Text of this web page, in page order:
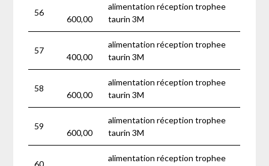
56
600,00
alimentation réception trophee
taurin 3M
57
400,00
alimentation réception trophee
taurin 3M
58
600,00
alimentation réception trophee
taurin 3M
59
600,00
alimentation réception trophee
taurin 3M
60
alimentation réception trophee